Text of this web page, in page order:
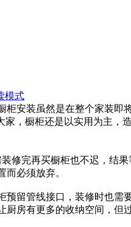
模式
安装虽然是在整个家装
，橱柜还是以实用为主
修完再买橱柜也不迟，结
必须放弃。
留管线接口，装修时也需
房有更多的收纳空间，但